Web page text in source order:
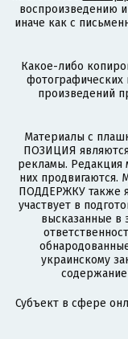
воспроизведению
иначе как с
Какое-либо
фотографических
произведений
Материалы с
ПОЗИЦИЯ
рекламы. Редакция
них
ПОДДЕРЖКУ также
участвует в
высказанные в
украинскому
Субъект в сфере